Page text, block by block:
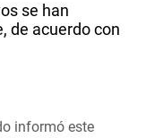
se han
de acuerdo con
informó este